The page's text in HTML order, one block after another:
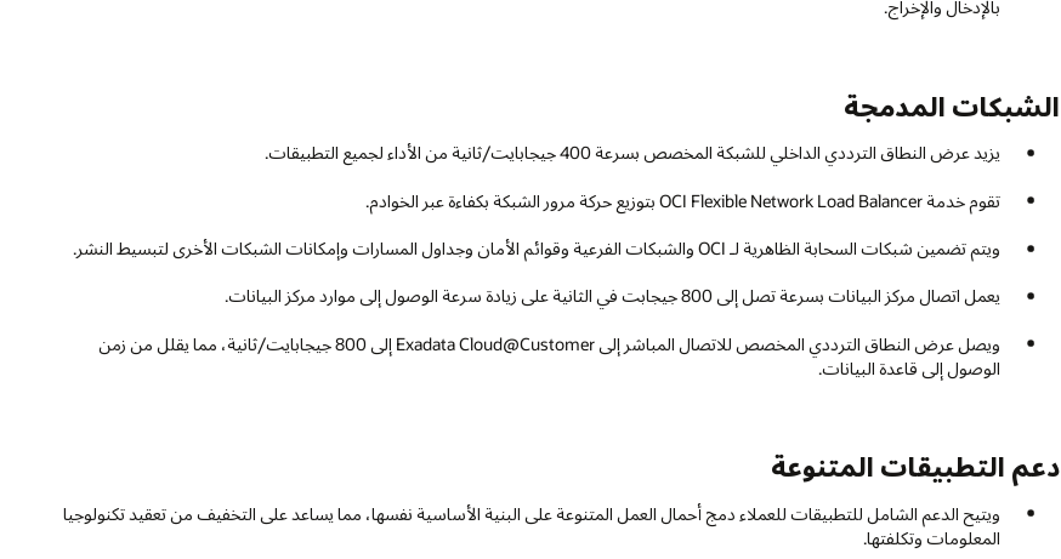
بالإدخال والإخراج.
الشبكات المدمجة
يزيد عرض النطاق الترددي الداخلي للشبكة المخصص بسرعة 400 جيجابايت/ثانية من الأداء لجميع التطبيقات.
تقوم خدمة OCI Flexible Network Load Balancer بتوزيع حركة مرور الشبكة بكفاءة عبر الخوادم.
ويتم تضمين شبكات السحابة الظاهرية لـ OCI والشبكات الفرعية وقوائم الأمان وجداول المسارات وإمكانات الشبكات الأخرى لتبسيط النشر.
يعمل اتصال مركز البيانات بسرعة تصل إلى 800 جيجابت في الثانية على زيادة سرعة الوصول إلى موارد مركز البيانات.
ويصل عرض النطاق الترددي المخصص للاتصال المباشر إلى Exadata Cloud@Customer إلى 800 جيجابايت/ثانية، مما يقلل من زمن
الوصول إلى قاعدة البيانات.
دعم التطبيقات المتنوعة
ويتيح الدعم الشامل للتطبيقات للعملاء دمج أحمال العمل المتنوعة على البنية الأساسية نفسها، مما يساعد على التخفيف من تعقيد تكنولوجيا
المعلومات وتكلفتها.